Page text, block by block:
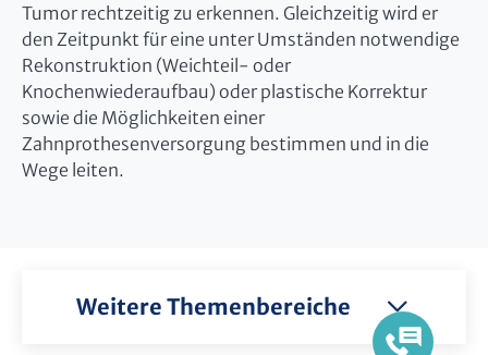
Tumor rechtzeitig zu erkennen. Gleichzeitig wird er
den Zeitpunkt für eine unter Umständen notwendige
Rekonstruktion (Weichteil- oder
Knochenwiederaufbau) oder plastische Korrektur
sowie die Möglichkeiten einer
Zahnprothesenversorgung bestimmen und in die
Wege leiten.
Weitere Themenbereiche